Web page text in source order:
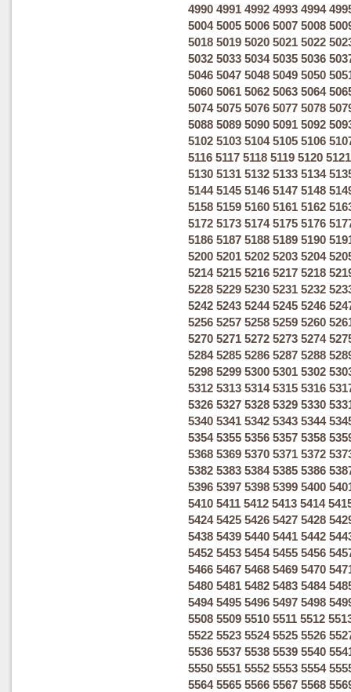
4990 4991 4992 4993 4994
5004 5005 5006 5007 5008
5018 5019 5020 5021 5022
5032 5033 5034 5035 5036
5046 5047 5048 5049 5050
5060 5061 5062 5063 5064
5074 5075 5076 5077 5078
5088 5089 5090 5091 5092
5102 5103 5104 5105 5106
5116 5117 5118 5119 5120 5121
5130 5131 5132 5133 5134
5144 5145 5146 5147 5148
5158 5159 5160 5161 5162
5172 5173 5174 5175 5176
5186 5187 5188 5189 5190
5200 5201 5202 5203 5204
5214 5215 5216 5217 5218
5228 5229 5230 5231 5232
5242 5243 5244 5245 5246
5256 5257 5258 5259 5260
5270 5271 5272 5273 5274
5284 5285 5286 5287 5288
5298 5299 5300 5301 5302
5312 5313 5314 5315 5316
5326 5327 5328 5329 5330
5340 5341 5342 5343 5344
5354 5355 5356 5357 5358
5368 5369 5370 5371 5372
5382 5383 5384 5385 5386
5396 5397 5398 5399 5400
5410 5411 5412 5413 5414
5424 5425 5426 5427 5428
5438 5439 5440 5441 5442
5452 5453 5454 5455 5456
5466 5467 5468 5469 5470
5480 5481 5482 5483 5484
5494 5495 5496 5497 5498
5508 5509 5510 5511 5512
5522 5523 5524 5525 5526
5536 5537 5538 5539 5540
5550 5551 5552 5553 5554
5564 5565 5566 5567 5568